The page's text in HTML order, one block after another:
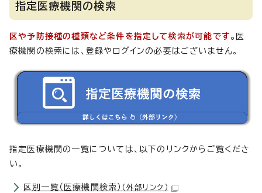
指定医療機関の検索
区や予防接種の種類など条件を指定して検索が可能です。 医
療機関の検索には、登録やログインの必要はございません。
指定医療機関の一覧については、以下のリンクからご覧くださ
い。
区別一覧（医療機関検索） （外部リンク）